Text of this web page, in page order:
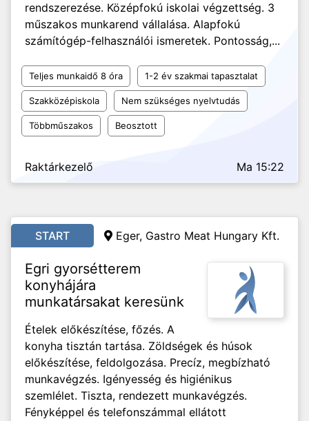
rendszerezése. Középfokú iskolai végzettség. 3
műszakos munkarend vállalása. Alapfokú
számítógép-felhasználói ismeretek. Pontosság,...
Teljes munkaidő 8 óra 1-2 év szakmai tapasztalat
Szakközépiskola Nem szükséges nyelvtudás
Többműszakos Beosztott
Raktárkezelő Ma 15:22
START Eger, Gastro Meat Hungary Kft.
Egri gyorsétterem
konyhájára
munkatársakat keresünk
Ételek előkészítése, főzés. A
konyha tisztán tartása. Zöldségek és húsok
előkészítése, feldolgozása. Precíz, megbízható
munkavégzés. Igényesség és higiénikus
szemlélet. Tiszta, rendezett munkavégzés.
Fényképpel és telefonszámmal ellátott